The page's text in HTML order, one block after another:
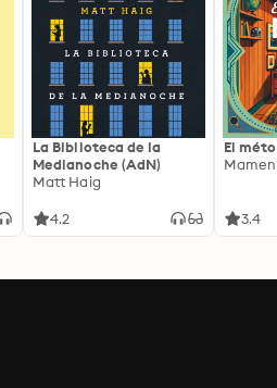
La Biblioteca de la
Medianoche (AdN)
Matt Haig
4.2
El
3.4